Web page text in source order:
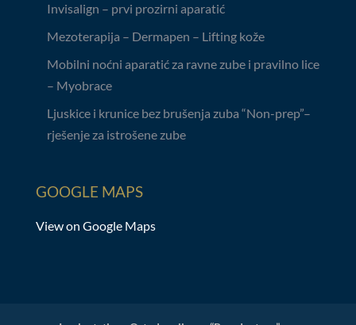
Invisalign – prvi prozirni aparatić
Mezoterapija – Dermapen – Lifting kože
Mobilni noćni aparatić za ravne zube i pravilno lice
– Myobrace
Ljuskice i krunice bez brušenja zuba “Non-prep”–
rješenje za istrošene zube
GOOGLE MAPS
View on Google Maps